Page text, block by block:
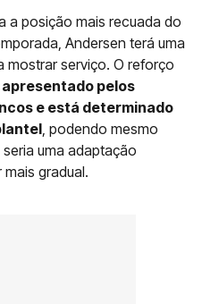
a posição mais recuada do
Andersen terá uma
mostrar serviço. O reforço
pelos
e está determinado
, podendo mesmo
uma adaptação
gradual.